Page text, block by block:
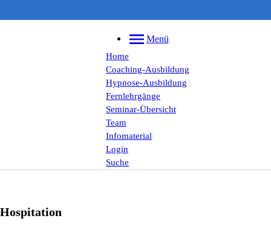
Menü
Home
Coaching-Ausbildung
Hypnose-Ausbildung
Fernlehrgänge
Seminar-Übersicht
Team
Infomaterial
Login
Suche
Hospitation